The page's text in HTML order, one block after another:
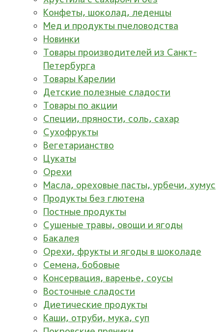
Конфеты, шоколад, леденцы
Мед и продукты пчеловодства
Новинки
Товары производителей из Санкт-
Петербурга
Товары Карелии
Детские полезные сладости
Товары по акции
Специи, пряности, соль, сахар
Сухофрукты
Вегетарианство
Цукаты
Орехи
Масла, ореховые пасты, урбечи, хумус
Продукты без глютена
Постные продукты
Сушеные травы, овощи и ягоды
Бакалея
Орехи, фрукты и ягоды в шоколаде
Семена, бобовые
Консервация, варенье, соусы
Восточные сладости
Диетические продукты
Каши, отруби, мука, суп